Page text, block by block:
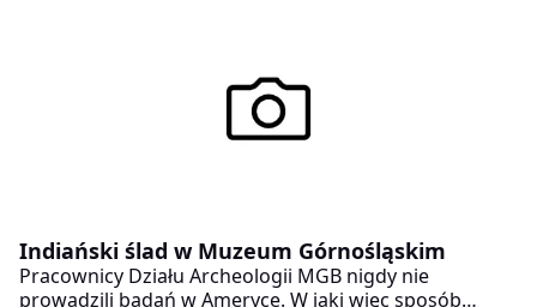
Indiański ślad w Muzeum Górnośląskim
Pracownicy Działu Archeologii MGB nigdy nie
prowadzili badań w Ameryce. W jaki więc sposób